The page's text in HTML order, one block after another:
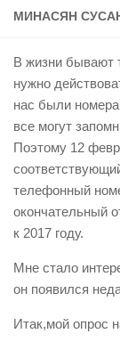
Поисково-
Центр
Раскрытие
Документы
История
Виды
Оказание
УГЗ
Главные
Оперативная
Архив
Половодье
Купальный
МИНАСЯН
В жизни бывают
нужно
нас были
все могут
Поэтому 12
телефонный
окончательный
к 2017 году.
Мне стало
он появился
Итак,мой опрос